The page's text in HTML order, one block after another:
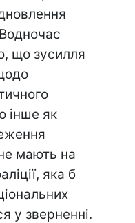
що зусилля
інше як
мають на
яка б
у зверненні.